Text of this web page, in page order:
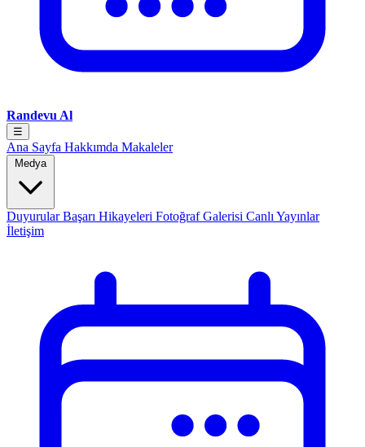
Randevu Al
☰
Ana Sayfa Hakkımda Makaleler
Medya
DuyurularBaşarı Hikayeleri Fotoğraf Galerisi Canlı Yayınlar
İletişim